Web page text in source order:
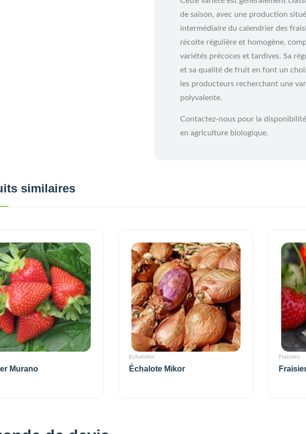
de saison, avec une production
intermédiaire du calendrier des
récolte régulière et homogène,
variétés précoces et tardives. Sa
et sa qualité de fruit en font un
les producteurs recherchant une
polyvalente.
Contactez-nous pour la
en agriculture biologique.
similaires
Murano
Echalotes
Échalote Mikor
Fraisiers